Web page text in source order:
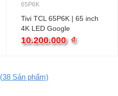
65P6K
Tivi TCL 65P6K | 65 inch
4K LED Google
10.200.000 ₫
(38Sản phẩm)